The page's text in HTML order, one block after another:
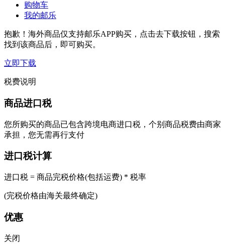
购物车
我的邮乐
抱歉！海外商品仅支持邮乐APP购买，点击去下载按钮，搜索
找到该商品后，即可购买。
立即下载
税费说明
商品进口税
您所购买的商品已包含跨境电商进口税，个别商品税费由商家
承担，您无需再行支付
进口税计算
进口税 = 商品完税价格(包括运费) * 税率
(完税价格由海关最终确定)
优惠
关闭